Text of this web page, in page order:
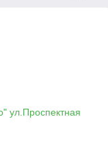
ул.Проспектная